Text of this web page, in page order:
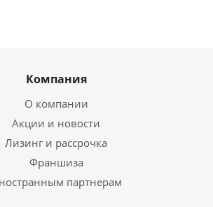
Компания
О компании
Акции и новости
Лизинг и рассрочка
Франшиза
партнерам